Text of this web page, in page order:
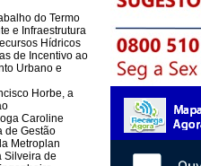
do Termo
e Infraestrutura
Hídricos
de Incentivo ao
Urbano e
Horbe, a
Caroline
de Gestão
Metroplan
Silveira de